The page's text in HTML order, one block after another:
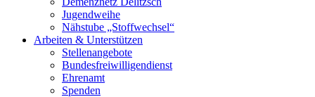
Jugendweihe
Nähstube „Stoffwechsel“
Arbeiten & Unterstützen
Stellenangebote
Bundesfreiwilligendienst
Ehrenamt
Spenden